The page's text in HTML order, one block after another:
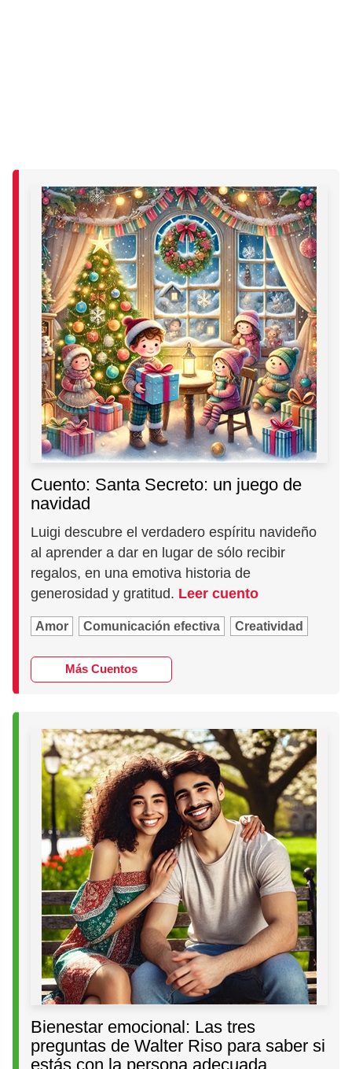
Cuento: Santa Secreto: un juego de
navidad
Luigi descubre el verdadero espíritu navideño
al aprender a dar en lugar de sólo recibir
regalos, en una emotiva historia de
generosidad y gratitud. Leer cuento
Amor Comunicación efectiva Creatividad
Más Cuentos
Bienestar emocional: Las tres
preguntas de Walter Riso para saber si
estás con la persona adecuada